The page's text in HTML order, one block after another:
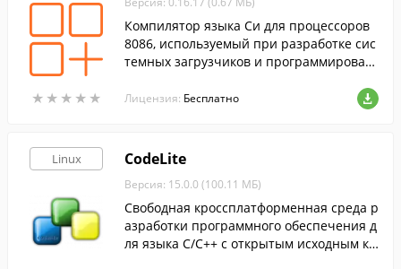
★ ★ ★ ★ ★
★ ★ ★ ★ ★
Компилятор языка Си для процессоров
8086, используемый при разработке сис
темных загрузчиков и программирован
Лицензия: Бесплатно
Linux CodeLite
Версия: 15.0.0 (100.11 МБ)
Свободная кроссплатформенная среда р
азработки программного обеспечения д
ля языка С/С++ с открытым исходным ко